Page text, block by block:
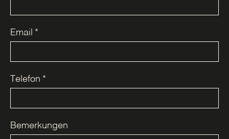
Email *
Telefon *
Bemerkungen